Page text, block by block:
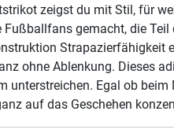
zeigst du mit Stil, für
gemacht, die
ohne Ablenkung. Dieses
unterstreichen. Egal ob
auf das Geschehen